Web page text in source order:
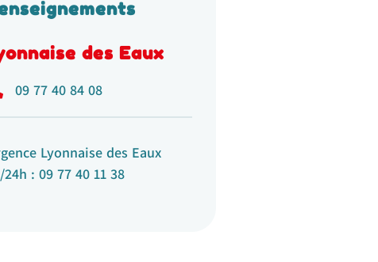
des Eaux
09 77 40 84 08
Lyonnaise des Eaux
24h : 09 77 40 11 38